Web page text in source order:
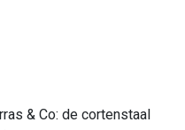
& Co: de cortenstaal